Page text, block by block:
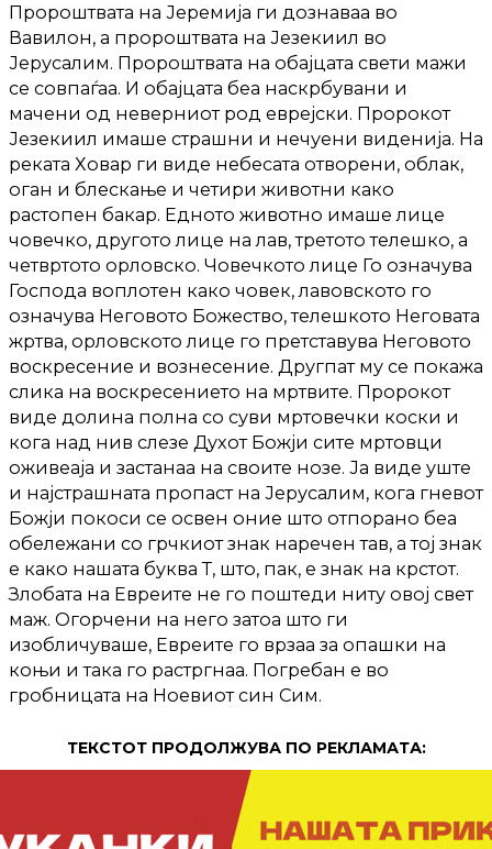
Пророштвата на Јеремија ги дознаваа во
Вавилон, а пророштвата на Језекиил во
Јерусалим. Пророштвата на обајцата свети мажи
се совпаѓаа. И обајцата беа наскрбувани и
мачени од неверниот род еврејски. Пророкот
Језекиил имаше страшни и нечуени виденија. На
реката Ховар ги виде небесата отворени, облак,
оган и блескање и четири животни како
растопен бакар. Едното животно имаше лице
човечко, другото лице на лав, третото телешко, а
четвртото орловско. Човечкото лице Го означува
Господа воплотен како човек, лавовското го
означува Неговото Божество, телешкото Неговата
жртва, орловското лице го претставува Неговото
воскресение и вознесение. Другпат му се покажа
слика на воскресението на мртвите. Пророкот
виде долина полна со суви мртовечки коски и
кога над нив слезе Духот Божји сите мртовци
оживеаја и застанаа на своите нозе. Ја виде уште
и најстрашната пропаст на Јерусалим, кога гневот
Божји покоси се освен оние што отпорано беа
обележани со грчкиот знак наречен тав, а тој знак
е како нашата буква Т, што, пак, е знак на крстот.
Злобата на Евреите не го поштеди ниту овој свет
маж. Огорчени на него затоа што ги
изобличуваше, Евреите го врзаа за опашки на
коњи и така го растргнаа. Погребан е во
гробницата на Ноевиот син Сим.
ТЕКСТОТ ПРОДОЛЖУВА ПО РЕКЛАМАТА: